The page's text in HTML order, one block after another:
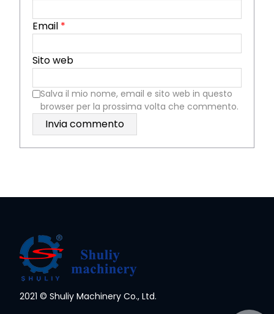
Email *
Sito web
Salva il mio nome, email e sito web in questo
browser per la prossima volta che commento.
2021 © Shuliy Machinery Co., Ltd.